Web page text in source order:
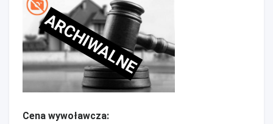
ARCHIWALNE
Cena wywoławcza: